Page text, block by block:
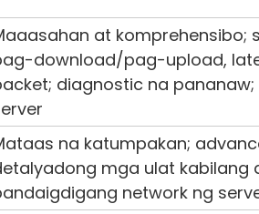
at komprehensibo;
download/pag-upload,
diagnostic na
na katumpakan;
mga ulat kabilang
network ng